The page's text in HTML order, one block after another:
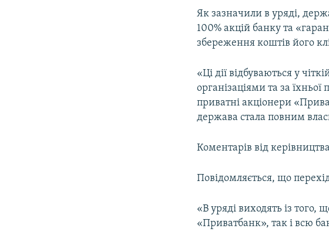
Як зазначили в уряді,
100% акцій банку та
збереження коштів його
«Ці дії відбуваються у
організаціями та за
приватні акціонери
держава стала повним
Коментарів від
Повідомляється, що
«В уряді виходять із того,
«Приватбанк», так і всю